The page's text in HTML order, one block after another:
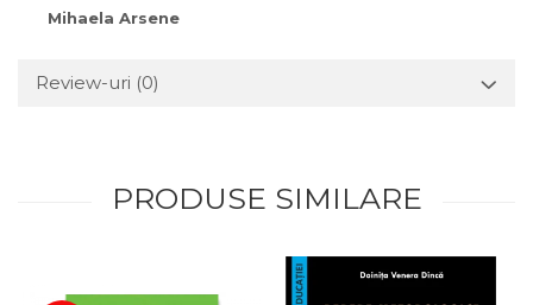
Mihaela Arsene
Review-uri (0)
PRODUSE SIMILARE